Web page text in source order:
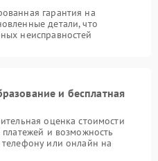
гарантия на
детали, что
неисправностей
и бесплатная
оценка стоимости
платежей и возможность
или онлайн на